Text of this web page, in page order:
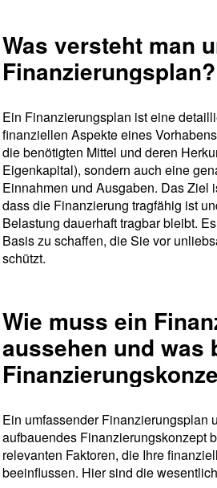
Was versteht man
Finanzierungsplan?
Ein Finanzierungsplan ist eine
finanziellen Aspekte eines
die benötigten Mittel und deren
Eigenkapital), sondern auch eine
Einnahmen und Ausgaben. Das Ziel
dass die Finanzierung tragfähig ist
Belastung dauerhaft tragbar bleibt.
Basis zu schaffen, die Sie vor
schützt.
Wie muss ein
aussehen und was
Ein umfassender Finanzierungsplan
aufbauendes Finanzierungskonzept
relevanten Faktoren, die Ihre
beeinflussen. Hier sind die